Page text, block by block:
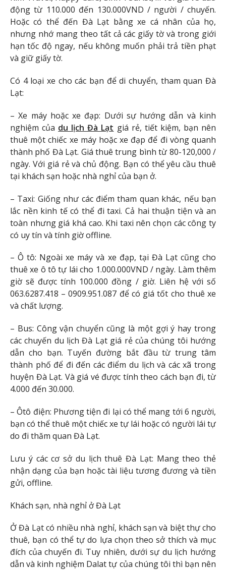
động từ 110.000 đến 130.000VND / người / chuyến.
Hoặc có thể đến Đà Lạt bằng xe cá nhân của họ,
nhưng nhớ mang theo tất cả các giấy tờ và trong giới
hạn tốc độ ngay, nếu không muốn phải trả tiền phạt
và giữ giấy tờ.
Có 4 loại xe cho các bạn để di chuyển, tham quan Đà
Lạt:
– Xe máy hoặc xe đạp: Dưới sự hướng dẫn và kinh
nghiệm của du lịch Đà Lạt giá rẻ, tiết kiệm, bạn nên
thuê một chiếc xe máy hoặc xe đạp để đi vòng quanh
thành phố Đà Lạt. Giá thuê trung bình từ 80-120,000 /
ngày. Với giá rẻ và chủ động. Bạn có thể yêu cầu thuê
tại khách sạn hoặc nhà nghỉ của bạn ở.
– Taxi: Giống như các điểm tham quan khác, nếu bạn
lắc nền kinh tế có thể đi taxi. Cả hai thuận tiện và an
toàn nhưng giá khá cao. Khi taxi nên chọn các công ty
có uy tín và tính giờ offline.
– Ô tô: Ngoài xe máy và xe đạp, tại Đà Lạt cũng cho
thuê xe ô tô tự lái cho 1.000.000VND / ngày. Làm thêm
giờ sẽ được tính 100.000 đồng / giờ. Liên hệ với số
063.6287.418 – 0909.951.087 để có giá tốt cho thuê xe
và chất lượng.
– Bus: Công vận chuyển cũng là một gợi ý hay trong
các chuyến du lịch Đà Lạt giá rẻ của chúng tôi hướng
dẫn cho bạn. Tuyến đường bắt đầu từ trung tâm
thành phố để đi đến các điểm du lịch và các xã trong
huyện Đà Lạt. Và giá vé được tính theo cách bạn đi, từ
4.000 đến 30.000.
– Ôtô điện: Phương tiện đi lại có thể mang tới 6 người,
bạn có thể thuê một chiếc xe tự lái hoặc có người lái tự
do đi thăm quan Đà Lạt.
Lưu ý các cơ sở du lịch thuê Đà Lạt: Mang theo thẻ
nhận dạng của bạn hoặc tài liệu tương đương và tiền
gửi, offline.
Khách sạn, nhà nghỉ ở Đà Lạt
Ở Đà Lạt có nhiều nhà nghỉ, khách sạn và biệt thự cho
thuê, bạn có thể tự do lựa chọn theo sở thích và mục
đích của chuyến đi. Tuy nhiên, dưới sự du lịch hướng
dẫn và kinh nghiệm Dalat tự của chúng tôi thì bạn nên